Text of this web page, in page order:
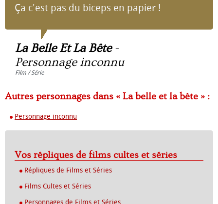
Ça c'est pas du biceps en papier !
La Belle Et La Bête-
Personnage inconnu
Film / Série
Autres personnages dans « La belle et la bête » :
Personnage inconnu
Vos répliques de films cultes et séries
Répliques de Films et Séries
Films Cultes et Séries
Personnages de Films et Séries